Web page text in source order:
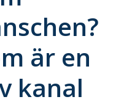
är en
kanal